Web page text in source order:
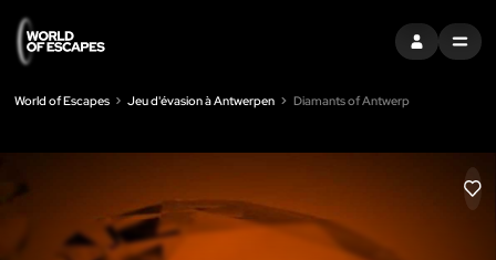
S'INSCRIREMENU
World of Escapes Jeu d'évasion à Antwerpen Diamants of Antwerp
LIKE